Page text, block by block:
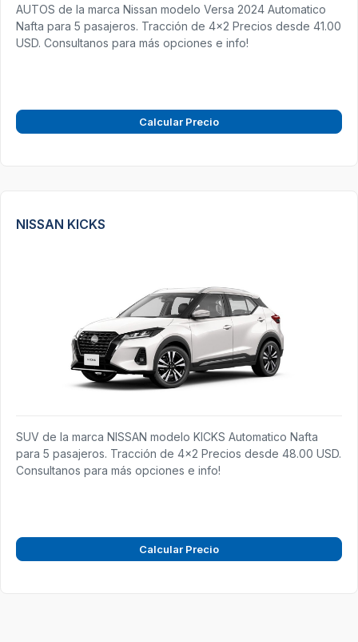
AUTOS de la marca Nissan modelo Versa 2024 Automatico
Nafta para 5 pasajeros. Tracción de 4x2 Precios desde 41.00
USD. Consultanos para más opciones e info!
Calcular Precio
NISSAN KICKS
SUV de la marca NISSAN modelo KICKS Automatico Nafta
para 5 pasajeros. Tracción de 4x2 Precios desde 48.00 USD.
Consultanos para más opciones e info!
Calcular Precio